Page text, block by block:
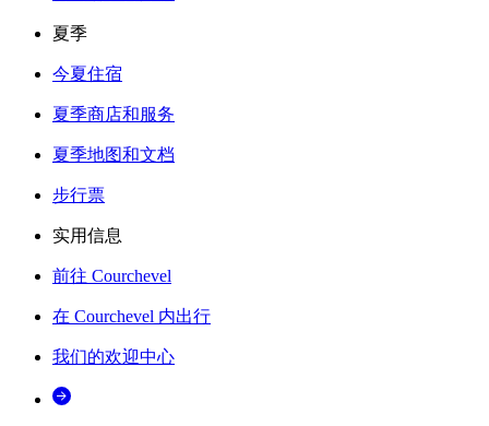
夏季
今夏住宿
夏季商店和服务
夏季地图和文档
步行票
实用信息
前往 Courchevel
在 Courchevel 内出行
我们的欢迎中心